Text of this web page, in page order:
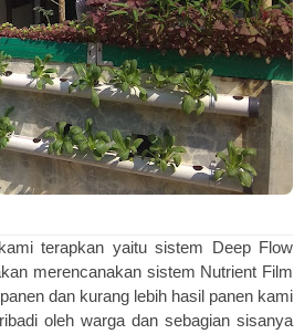
terapkan yaitu sistem Deep Flow
merencanakan sistem Nutrient Film
dan kurang lebih hasil panen kami
oleh warga dan sebagian sisanya